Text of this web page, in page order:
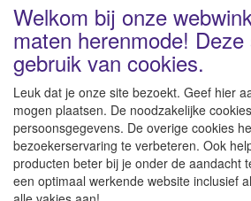
Levertijd 1-2 werkdagen | Vanaf €
binnen NL | Direct leverbaar uit
Welkom bij onze
maten herenmode!
gebruik van cookies.
Leuk dat je onze site bezoekt. Geef hier
mogen plaatsen. De noodzakelijke
persoonsgegevens. De overige cookies
bezoekerservaring te verbeteren. Ook
producten beter bij je onder de aandacht
een optimaal werkende website inclusief